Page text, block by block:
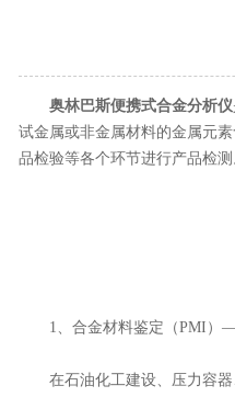
奥林巴斯便携式合金分析仪
试金属或非金属材料的金属元
品检验等各个环节进行产品检
1、合金材料鉴定（PMI）
在石油化工建设、压力容器